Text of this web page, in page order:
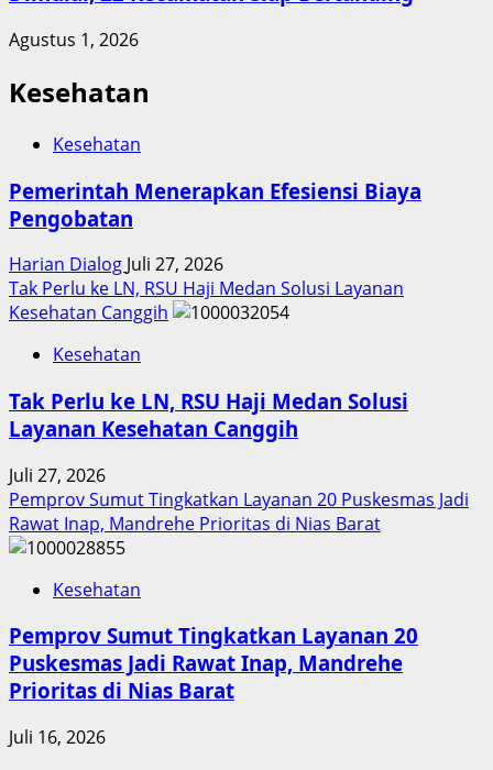
Agustus 1, 2026
Kesehatan
Kesehatan
Pemerintah Menerapkan Efesiensi Biaya
Pengobatan
Harian Dialog Juli 27, 2026
Tak Perlu ke LN, RSU Haji Medan Solusi Layanan
Kesehatan Canggih
Kesehatan
Tak Perlu ke LN, RSU Haji Medan Solusi
Layanan Kesehatan Canggih
Juli 27, 2026
Pemprov Sumut Tingkatkan Layanan 20 Puskesmas Jadi
Rawat Inap, Mandrehe Prioritas di Nias Barat
Kesehatan
Pemprov Sumut Tingkatkan Layanan 20
Puskesmas Jadi Rawat Inap, Mandrehe
Prioritas di Nias Barat
Juli 16, 2026